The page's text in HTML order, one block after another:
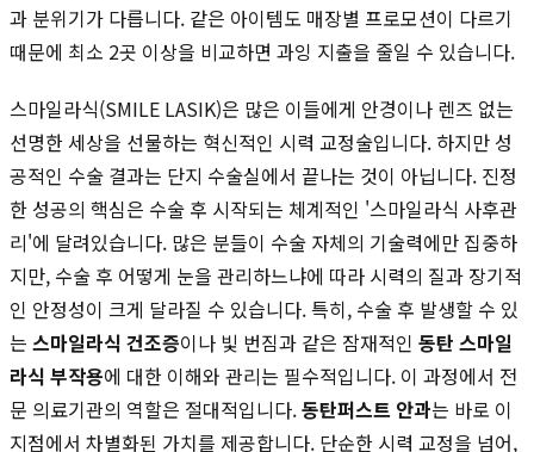
과 분위기가 다릅니다. 같은 아이템도 매장별 프로모션이 다르기
때문에 최소 2곳 이상을 비교하면 과잉 지출을 줄일 수 있습니다.
스마일라식(SMILE LASIK)은 많은 이들에게 안경이나 렌즈 없는
선명한 세상을 선물하는 혁신적인 시력 교정술입니다. 하지만 성
공적인 수술 결과는 단지 수술실에서 끝나는 것이 아닙니다. 진정
한 성공의 핵심은 수술 후 시작되는 체계적인 '스마일라식 사후관
리'에 달려있습니다. 많은 분들이 수술 자체의 기술력에만 집중하
지만, 수술 후 어떻게 눈을 관리하느냐에 따라 시력의 질과 장기적
인 안정성이 크게 달라질 수 있습니다. 특히, 수술 후 발생할 수 있
는 스마일라식 건조증이나 빛 번짐과 같은 잠재적인 동탄 스마일
라식 부작용에 대한 이해와 관리는 필수적입니다. 이 과정에서 전
문 의료기관의 역할은 절대적입니다.동탄퍼스트 안과는 바로 이
지점에서 차별화된 가치를 제공합니다. 단순한 시력 교정을 넘어,